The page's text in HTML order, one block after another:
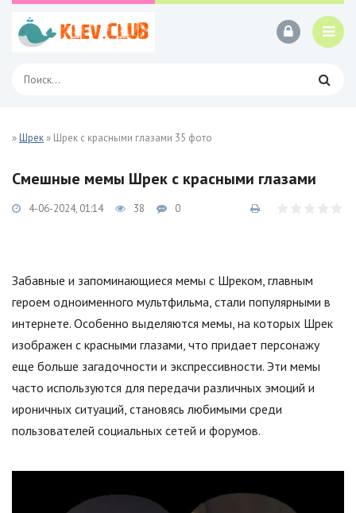
»Шрек » Шрек с красными глазами 35 фото
Смешные мемы Шрек с красными глазами
4-06-2024, 01:14 38 0
Забавные и запоминающиеся мемы с Шреком, главным
героем одноименного мультфильма, стали популярными в
интернете. Особенно выделяются мемы, на которых Шрек
изображен с красными глазами, что придает персонажу
еще больше загадочности и экспрессивности. Эти мемы
часто используются для передачи различных эмоций и
ироничных ситуаций, становясь любимыми среди
пользователей социальных сетей и форумов.